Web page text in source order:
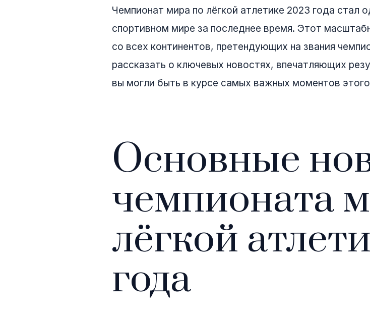
Чемпионат мира по лёгкой атлетике 2023 года стал
спортивном мире за последнее время. Этот
со всех континентов, претендующих на звания
рассказать о ключевых новостях, впечатляющих
вы могли быть в курсе самых важных моментов
Основные
чемпионата
лёгкой
года